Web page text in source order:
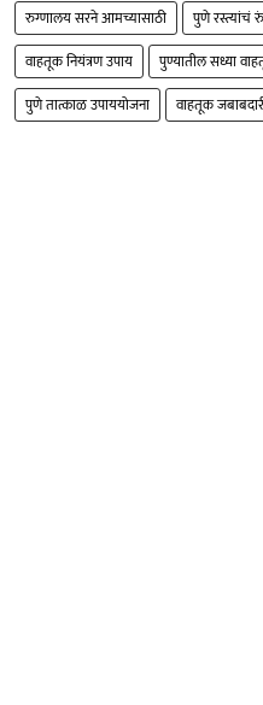
रुग्णालय सरने आमच्यासाठी
पुणे रस्त्यांचं
वाहतूक नियंत्रण उपाय
पुण्यातील सध्या
पुणे तात्काळ उपाययोजना
वाहतूक